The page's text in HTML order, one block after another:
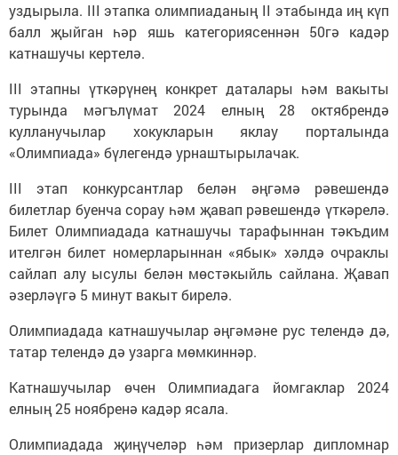
уздырыла. III этапка олимпиаданың II этабында иң күп
балл җыйган һәр яшь категориясеннән 50гә кадәр
катнашучы кертелә.
III этапны үткәрүнең конкрет даталары һәм вакыты
турында мәгълүмат 2024 елның 28 октябрендә
кулланучылар хокукларын яклау порталында
«Олимпиада» бүлегендә урнаштырылачак.
III этап конкурсантлар белән әңгәмә рәвешендә
билетлар буенча сорау һәм җавап рәвешендә үткәрелә.
Билет Олимпиадада катнашучы тарафыннан тәкъдим
ителгән билет номерларыннан «ябык» хәлдә очраклы
сайлап алу ысулы белән мөстәкыйль сайлана. Җавап
әзерләүгә 5 минут вакыт бирелә.
Олимпиадада катнашучылар әңгәмәне рус телендә дә,
татар телендә дә узарга мөмкиннәр.
Катнашучылар өчен Олимпиадага йомгаклар 2024
елның 25 ноябренә кадәр ясала.
Олимпиадада җиңүчеләр һәм призерлар дипломнар